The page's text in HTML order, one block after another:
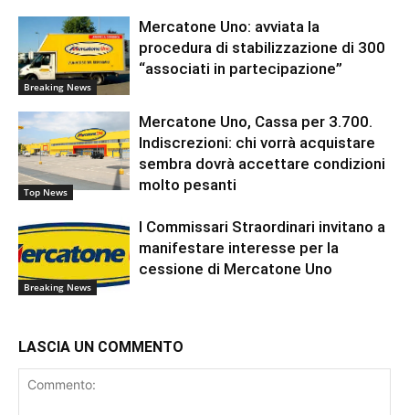
Breaking News
Mercatone Uno: avviata la
procedura di stabilizzazione di 300
“associati in partecipazione”
Top News
Mercatone Uno, Cassa per 3.700.
Indiscrezioni: chi vorrà acquistare
sembra dovrà accettare condizioni
molto pesanti
Breaking News
I Commissari Straordinari invitano a
manifestare interesse per la
cessione di Mercatone Uno
LASCIA UN COMMENTO